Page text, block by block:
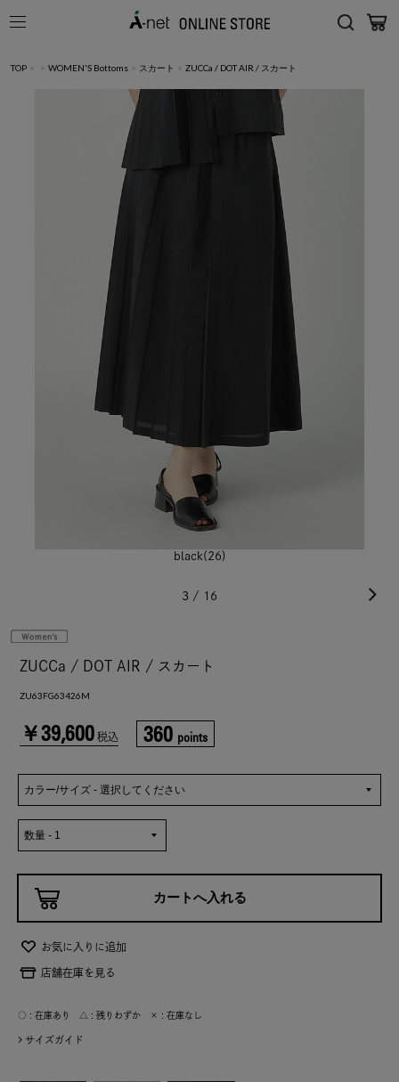
TOP > > WOMEN'S Bottoms > スカート > ZUCCa / DOT AIR / スカート
black(26)
3 / 16
ZUCCa / DOT AIR / スカート
ZU63FG63426M
￥39,600 税込 360 points
お気に入りに追加
店舗在庫を見る
○ : 在庫あり △ : 残りわずか × : 在庫なし
サイズガイド